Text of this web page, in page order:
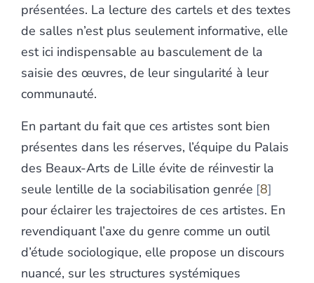
présentées. La lecture des cartels et des textes
de salles n’est plus seulement informative, elle
est ici indispensable au basculement de la
saisie des œuvres, de leur singularité à leur
communauté.
En partant du fait que ces artistes sont bien
présentes dans les réserves, l’équipe du Palais
des Beaux-Arts de Lille évite de réinvestir la
seule lentille de la sociabilisation genrée 8
pour éclairer les trajectoires de ces artistes. En
revendiquant l’axe du genre comme un outil
d’étude sociologique, elle propose un discours
nuancé, sur les structures systémiques